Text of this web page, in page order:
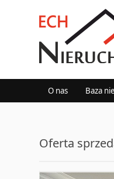
O nas Baza
Oferta